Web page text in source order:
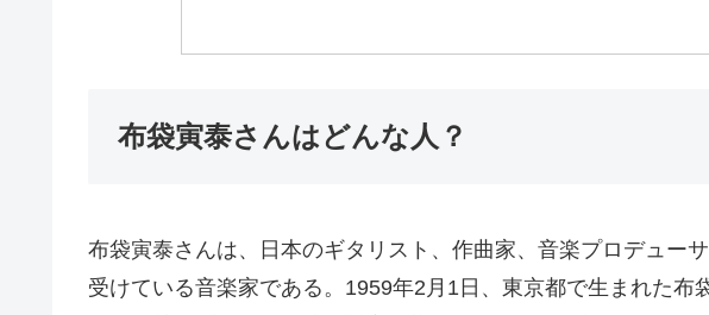
布袋寅泰さんはどんな人？
布袋寅泰さんは、日本のギタリスト、作曲家、音楽プロデュー
受けている音楽家である。1959年2月1日、東京都で生まれた布